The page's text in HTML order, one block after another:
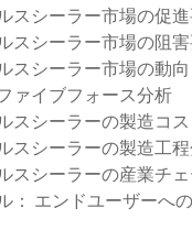
スシーラー市場の促
スシーラー市場の阻
スシーラー市場の動向
ァイブフォース分析
スシーラーの製造コ
スシーラーの製造工
スシーラーの産業チ
： エンドユーザーへ